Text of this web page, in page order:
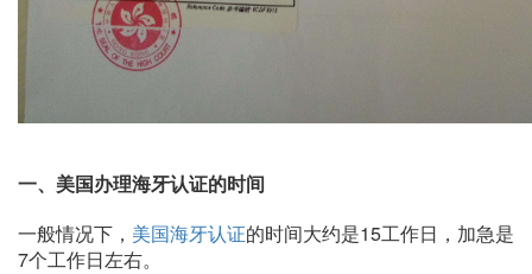
一、美国办理海牙认证的时间
一般情况下， 美国海牙认证的时间大约是15工作日，加急是
7个工作日左右。